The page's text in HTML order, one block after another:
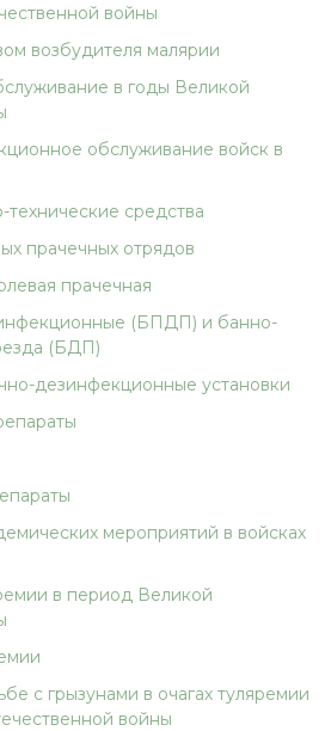
войны
возбудителя малярии
в годы Великой
обслуживание войск в
средства
прачечных отрядов
прачечная
(БПДП) и банно-
(БДП)
дезинфекционные установки
мероприятий в войсках
в период Великой
с грызунами в очагах туляремии
войны